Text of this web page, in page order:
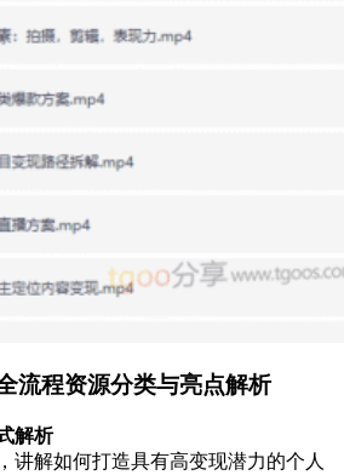
流程资源分类与亮点解析
解析
讲解如何打造具有高变现潜力的个人